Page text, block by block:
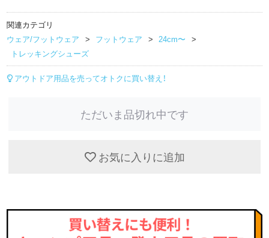
関連カテゴリ
ウェア/フットウェア
フットウェア
24cm〜
トレッキングシューズ
アウトドア用品を売ってオトクに買い替え！
ただいま品切れ中です
お気に入りに追加